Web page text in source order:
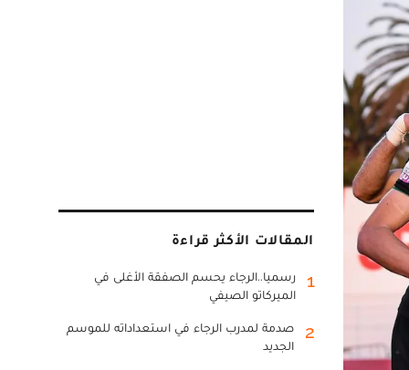
المقالات الأكثر قراءة
1
رسميا..الرجاء يحسم الصفقة الأغلى في
الميركاتو الصيفي
2
صدمة لمدرب الرجاء في استعداداته للموسم
الجديد